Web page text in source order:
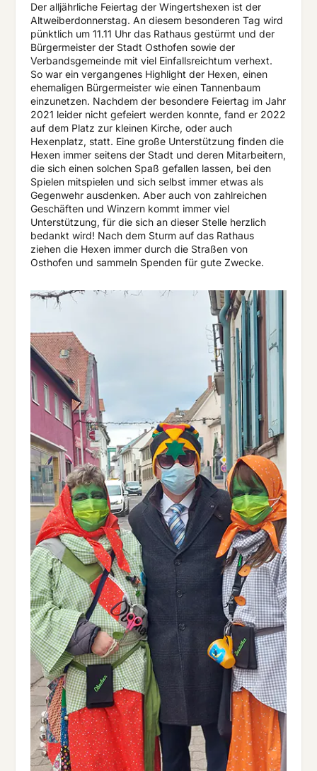
Der alljährliche Feiertag der Wingertshexen ist der
Altweiberdonnerstag. An diesem besonderen Tag wird
pünktlich um 11.11 Uhr das Rathaus gestürmt und der
Bürgermeister der Stadt Osthofen sowie der
Verbandsgemeinde mit viel Einfallsreichtum verhext.
So war ein vergangenes Highlight der Hexen, einen
ehemaligen Bürgermeister wie einen Tannenbaum
einzunetzen. Nachdem der besondere Feiertag im Jahr
2021 leider nicht gefeiert werden konnte, fand er 2022
auf dem Platz zur kleinen Kirche, oder auch
Hexenplatz, statt. Eine große Unterstützung finden die
Hexen immer seitens der Stadt und deren Mitarbeitern,
die sich einen solchen Spaß gefallen lassen, bei den
Spielen mitspielen und sich selbst immer etwas als
Gegenwehr ausdenken. Aber auch von zahlreichen
Geschäften und Winzern kommt immer viel
Unterstützung, für die sich an dieser Stelle herzlich
bedankt wird! Nach dem Sturm auf das Rathaus
ziehen die Hexen immer durch die Straßen von
Osthofen und sammeln Spenden für gute Zwecke.